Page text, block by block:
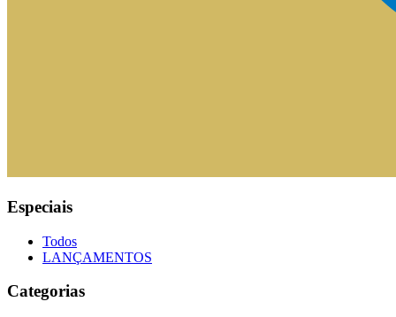
Especiais
Todos
LANÇAMENTOS
Categorias